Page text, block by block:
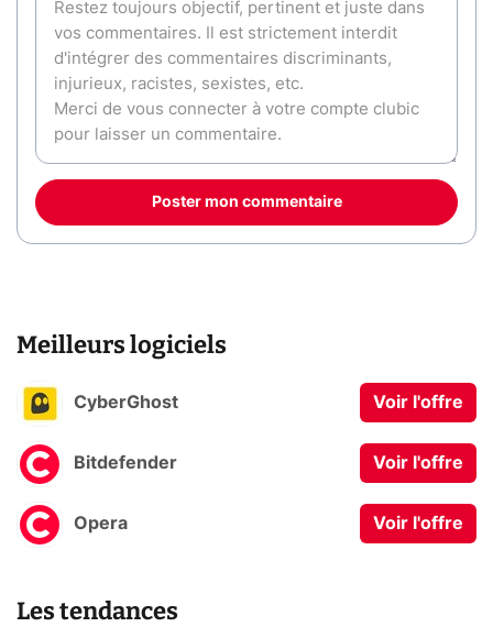
Poster mon commentaire
Meilleurs logiciels
CyberGhost Voir l'offre
Bitdefender Voir l'offre
Opera Voir l'offre
Les tendances